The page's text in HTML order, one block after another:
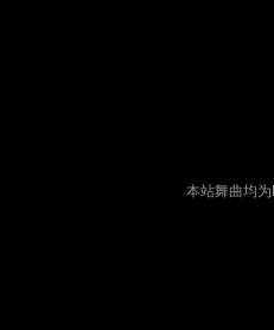
本站舞曲均